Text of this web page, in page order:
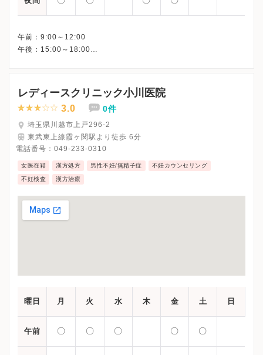
午前：9:00～12:00
午後：15:00～18:00
レディースクリニック小川医院
3.0 0件
埼玉県川越市上戸296-2
東武東上線霞ヶ関駅より徒歩 6分
電話番号： 049-233-0310
女医在籍 漢方処方 男性不妊/無精子症 不妊カウンセリング
不妊検査 漢方治療
曜日 月 火 水 木 金 土 日
午前 〇 〇 〇 〇 〇